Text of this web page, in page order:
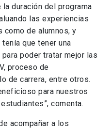
duración del programa
las experiencias
como de alumnos, y
que tener una
poder tratar mejor las
proceso de
de carrera, entre otros.
para nuestros
comenta.
acompañar a los